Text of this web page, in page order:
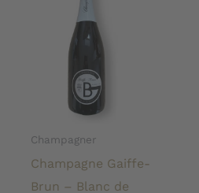
Champagner
Champagne Gaiffe-
Brun – Blanc de